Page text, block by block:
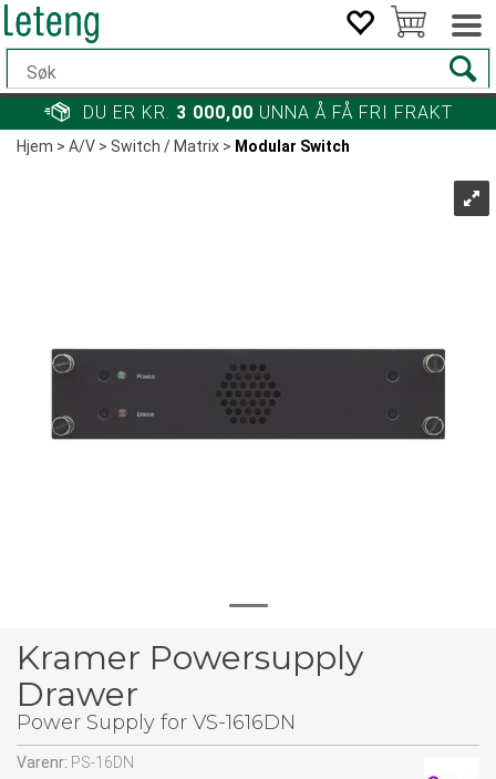
DU ER KR. 3 000,00 UNNA Å FÅ FRI FRAKT
Hjem>A/V>Switch / Matrix> Modular Switch
Kramer Powersupply
Drawer
Power Supply for VS-1616DN
Varenr: PS-16DN